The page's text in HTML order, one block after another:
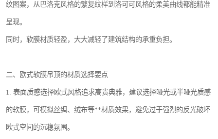
纹图案，从巴洛克风格的繁复纹样到洛可可风格的柔美曲线都能精准
呈现。
同时，软膜材质轻盈，大大减轻了建筑结构的承重负担。
二、欧式软膜吊顶的材质选择要点
1. 表面质感选择欧式风格追求高贵典雅，建议选择哑光或半哑光质感
的软膜，可模拟丝绸、绒布等**材质效果，避免过于强烈的反光破坏
欧式空间的沉稳氛围。